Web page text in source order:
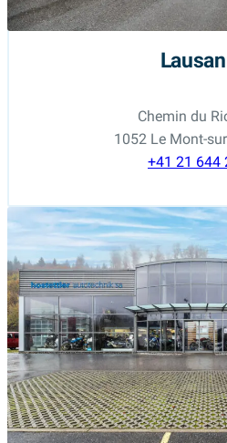
Chemin du
1052 Le Mont-
+41 21 644